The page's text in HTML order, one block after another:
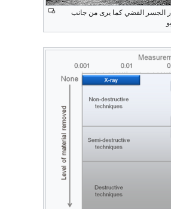
الجسر الفضي كما يرى من جانب